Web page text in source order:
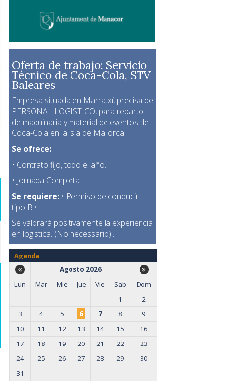
Oferta de trabajo: Servicio
Técnico de Coca-Cola, STV
Baleares
Empresa situada en Marratxí, precisa de
PERSONAL LOGISTICO, para reparto
de maquinaria y material de eventos de
Coca-Cola en la isla de Mallorca.
Se ofrece:
• Contrato fijo, todo el año.
• Jornada Completa
Se requiere: • Permiso de conducir
tipo B •
Se valorará positivamente la experiencia
en logistica. (No necessario)...
Agenda
Agosto 2026
Lun
Mar Mie Jue Vie Sab
Dom
1
2
3
4 5 6 7 8
9
10
11 12 13 14 15
16
17
18 19 20 21 22
23
24
25 26 27 28 29
30
31